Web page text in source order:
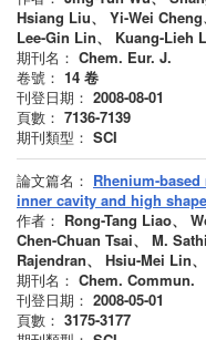
Hsiang Liu、 Yi-Wei Cheng
Lee-Gin Lin、 Kuang-Lieh
期刊名： Chem. Eur. J.
卷號： 14 卷
刊登日期： 2008-08-01
頁數： 7136-7139
期刊類型： SCI
論文篇名： Rhenium-
inner cavity and high
作者： Rong-Tang Liao、
Chen-Chuan Tsai、 M.
Rajendran、 Hsiu-Mei Lin
期刊名： Chem. Commun.
刊登日期： 2008-05-01
頁數： 3175-3177